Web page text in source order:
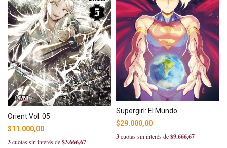
Orient Vol. 05
$11.000,00
3cuotas sin interés de$3.666,67
Supergirl: El Mundo
$29.000,00
3cuotas sin interés de$9.666,67